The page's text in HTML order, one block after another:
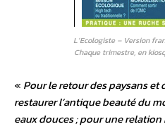
L’Ecologiste – Version
Chaque trimestre, en
« Pour le retour des paysans et
restaurer l’antique beauté du
eaux douces ; pour une